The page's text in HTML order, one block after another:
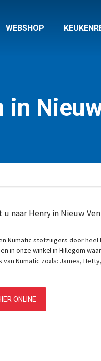
WEBSHOP
in
u naar Henry in Nieuw
Numatic stofzuigers door heel
in onze winkel in Hillegom
Numatic zoals: James,
ONLINE